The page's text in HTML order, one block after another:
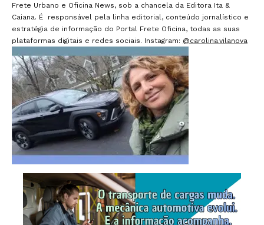
Frete Urbano e Oficina News, sob a chancela da Editora Ita &
Caiana. É responsável pela linha editorial, conteúdo jornalístico e
estratégia de informação do Portal Frete Oficina, todas as suas
plataformas digitais e redes sociais. Instagram: @carolina.vilanova